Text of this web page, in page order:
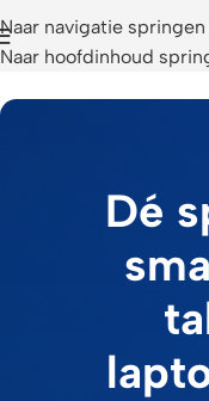
Naar navigatie springen
Naar hoofdinhoud
Dé